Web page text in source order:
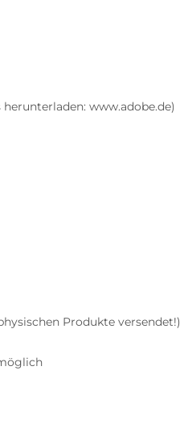
www.adobe.de)
Produkte versendet!)